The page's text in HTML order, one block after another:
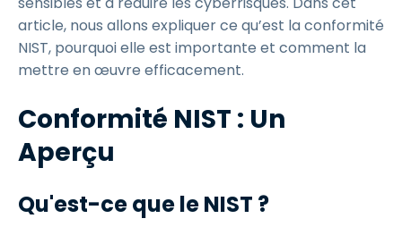
article, nous allons expliquer ce qu’est la conformité
NIST, pourquoi elle est importante et comment la
mettre en œuvre efficacement.
Conformité NIST : Un
Aperçu
Qu'est-ce que le NIST ?